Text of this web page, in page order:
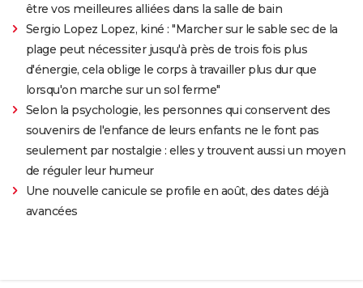
être vos meilleures alliées dans la salle de bain
Sergio Lopez Lopez, kiné : "Marcher sur le sable sec de la
plage peut nécessiter jusqu'à près de trois fois plus
d'énergie, cela oblige le corps à travailler plus dur que
lorsqu'on marche sur un sol ferme"
Selon la psychologie, les personnes qui conservent des
souvenirs de l'enfance de leurs enfants ne le font pas
seulement par nostalgie : elles y trouvent aussi un moyen
de réguler leur humeur
Une nouvelle canicule se profile en août, des dates déjà
avancées